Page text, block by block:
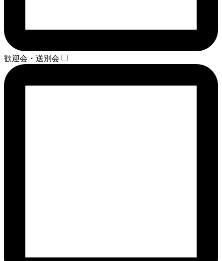
歓迎会・送別会